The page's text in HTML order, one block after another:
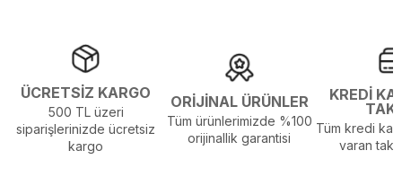
ÜCRETSİZ KARGO
500 TL üzeri
siparişlerinizde ücretsiz
kargo
ORİJİNAL ÜRÜNLER
Tüm ürünlerimizde %100
orijinallik garantisi
KREDİ
Tüm kredi
varan